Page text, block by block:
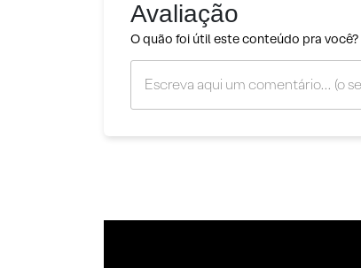
Avaliação
O quão foi útil este conteúdo pra você?